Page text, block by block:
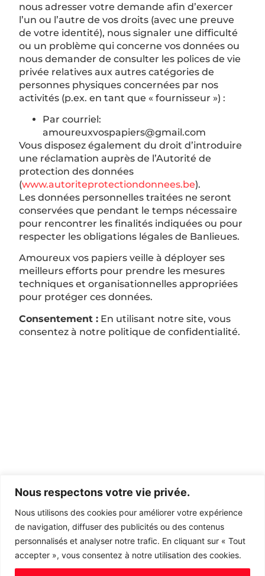
Nous respectons votre vie privée.
Nous utilisons des cookies pour améliorer votre expérience
de navigation, diffuser des publicités ou des contenus
personnalisés et analyser notre trafic. En cliquant sur « Tout
accepter », vous consentez à notre utilisation des cookies.
nous adresser votre demande afin d’exercer
l’un ou l’autre de vos droits (avec une preuve
de votre identité), nous signaler une difficulté
ou un problème qui concerne vos données ou
nous demander de consulter les polices de vie
privée relatives aux autres catégories de
personnes physiques concernées par nos
activités (p.ex. en tant que « fournisseur ») :
Par courriel:
amoureuxvospapiers@gmail.com
Vous disposez également du droit d’introduire
une réclamation auprès de l’Autorité de
protection des données
(www.autoriteprotectiondonnees.be).
Les données personnelles traitées ne seront
conservées que pendant le temps nécessaire
pour rencontrer les finalités indiquées ou pour
respecter les obligations légales de Banlieues.
Amoureux vos papiers veille à déployer ses
meilleurs efforts pour prendre les mesures
techniques et organisationnelles appropriées
pour protéger ces données.
Consentement : En utilisant notre site, vous
consentez à notre politique de confidentialité.